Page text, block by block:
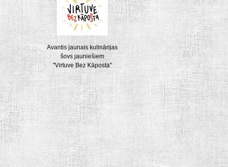
Avantis jaunais kulinārijas
šovs jauniešiem
"Virtuve Bez Kāposta"